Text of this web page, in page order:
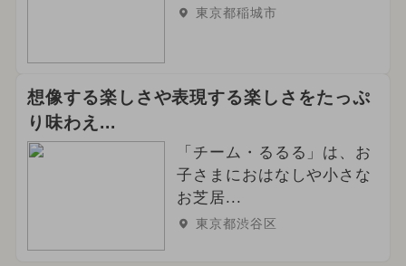
東京都稲城市
想像する楽しさや表現する楽しさをたっぷ
り味わえ...
「チーム・るるる」は、お
子さまにおはなしや小さな
お芝居...
東京都渋谷区